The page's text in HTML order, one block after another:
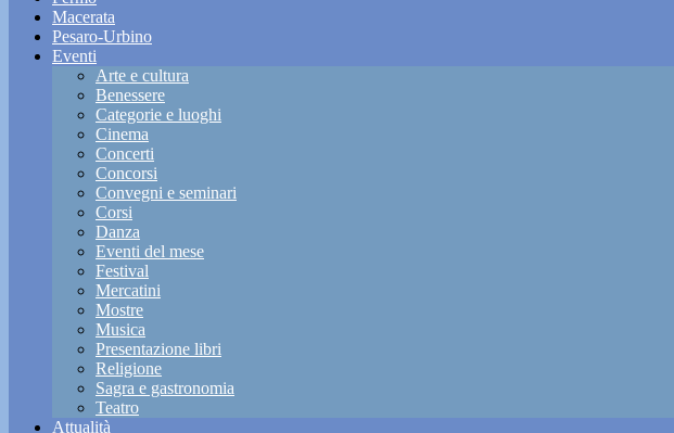
Macerata
Pesaro-Urbino
Eventi
Arte e cultura
Benessere
Categorie e luoghi
Cinema
Concerti
Concorsi
Convegni e seminari
Corsi
Danza
Eventi del mese
Festival
Mercatini
Mostre
Musica
Presentazione libri
Religione
Sagra e gastronomia
Teatro
Attualità